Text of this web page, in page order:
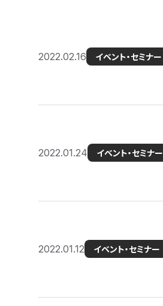
2022.02.16 イベント・セミナー
2022.01.24 イベント・セミナー
2022.01.12 イベント・セミナー